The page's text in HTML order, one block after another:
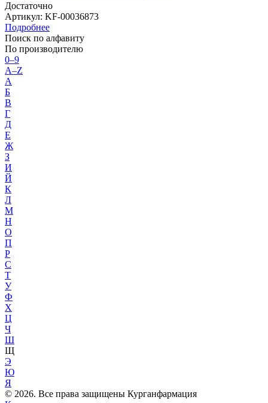
Достаточно
Артикул: KF-00036873
Подробнее
Поиск по алфавиту
По производителю
0–9
A–Z
А
Б
В
Г
Д
Е
Ж
З
И
Й
К
Л
М
Н
О
П
Р
С
Т
У
Ф
Х
Ц
Ч
Ш
Щ
Э
Ю
Я
© 2026. Все права защищены Курганфармация